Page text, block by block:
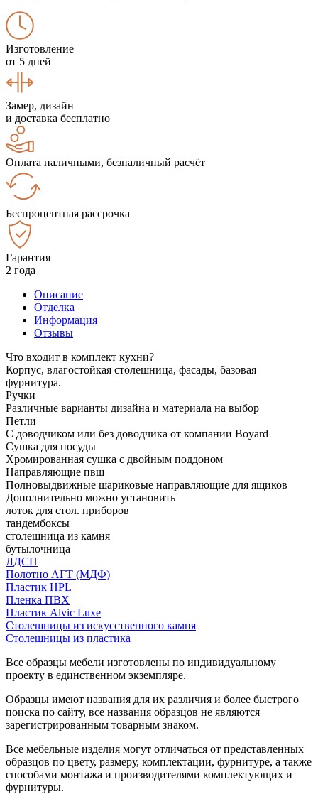
Изготовление
от 5 дней
Замер, дизайн
и доставка бесплатно
Оплата наличными, безналичный расчёт
Беспроцентная рассрочка
Гарантия
2 года
Описание
Отделка
Информация
Отзывы
Что входит в комплект кухни?
Корпус, влагостойкая столешница, фасады, базовая
фурнитура.
Ручки
Различные варианты дизайна и материала на выбор
Петли
С доводчиком или без доводчика от компании Boyard
Сушка для посуды
Хромированная сушка с двойным поддоном
Направляющие пвш
Полновыдвижные шариковые направляющие для ящиков
Дополнительно можно установить
лоток для стол. приборов
тандембоксы
столешница из камня
бутылочница
ЛДСП
Полотно АГТ (МДФ)
Пластик HPL
Пленка ПВХ
Пластик Alvic Luxe
Столешницы из искусственного камня
Столешницы из пластика
Все образцы мебели изготовлены по индивидуальному
проекту в единственном экземпляре.
Образцы имеют названия для их различия и более быстрого
поиска по сайту, все названия образцов не являются
зарегистрированным товарным знаком.
Все мебельные изделия могут отличаться от представленных
образцов по цвету, размеру, комплектации, фурнитуре, а также
способами монтажа и производителями комплектующих и
фурнитуры.